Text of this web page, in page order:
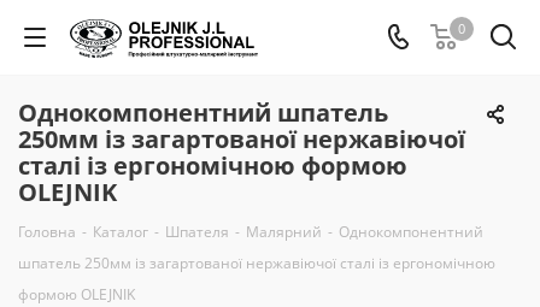
0
Однокомпонентний шпатель
250мм із загартованої нержавіючої
сталі із ергономічною формою
OLEJNIK
Головна - Каталог - Шпателя - Малярний - Однокомпонентний
шпатель 250мм із загартованої нержавіючої сталі із ергономічною
формою OLEJNIK